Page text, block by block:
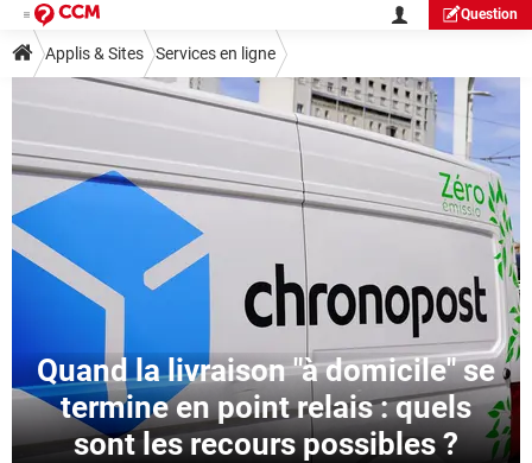
Question
Applis & Sites Services en ligne
Quand la livraison "à domicile" se
termine en point relais : quels
sont les recours possibles ?